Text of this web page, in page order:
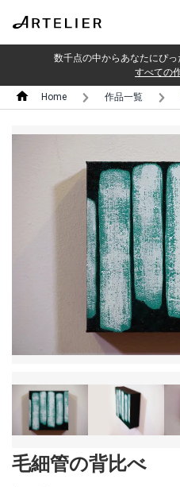
数千点の中からあなたにぴ
すべての
Home 作品一覧
毛細管の背比べ